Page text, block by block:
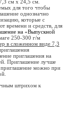
см х 24,5 см.
для того чтобы
однозначно
которые с
времени и средств, для
на «Выпускной
250-300 г/м
в сложенном виде 7,3
приглашения на
Приглашение лучше
приглашение можно при
штрихом к